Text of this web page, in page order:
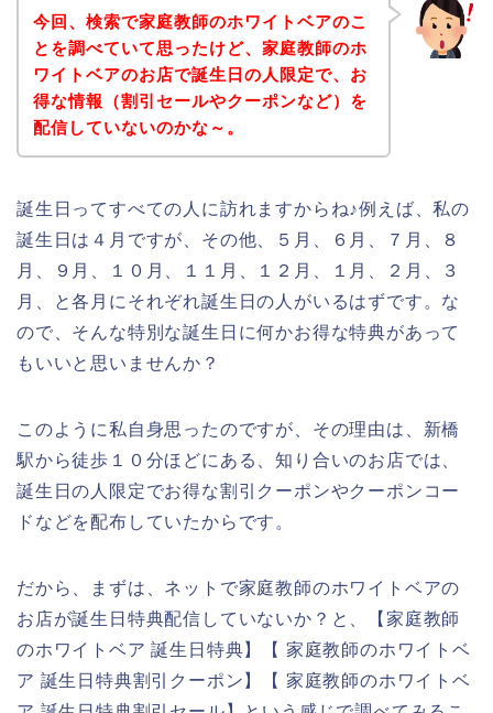
今回、検索で家庭教師のホワイトベアのこ
とを調べていて思ったけど、家庭教師のホ
ワイトベアのお店で誕生日の人限定で、お
得な情報（割引セールやクーポンなど）を
配信していないのかな～。
誕生日ってすべての人に訪れますからね♪例えば、私の
誕生日は４月ですが、その他、５月、６月、７月、８
月、９月、１０月、１１月、１２月、１月、２月、３
月、と各月にそれぞれ誕生日の人がいるはずです。な
ので、そんな特別な誕生日に何かお得な特典があって
もいいと思いませんか？
このように私自身思ったのですが、その理由は、新橋
駅から徒歩１０分ほどにある、知り合いのお店では、
誕生日の人限定でお得な割引クーポンやクーポンコー
ドなどを配布していたからです。
だから、まずは、ネットで家庭教師のホワイトベアの
お店が誕生日特典配信していないか？と、【家庭教師
のホワイトベア 誕生日特典】【 家庭教師のホワイトベ
ア 誕生日特典割引クーポン】【 家庭教師のホワイトベ